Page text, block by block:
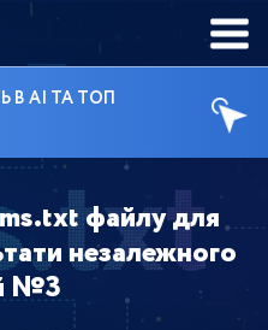
В AI ТА ТОП
файлу для
незалежного
№3